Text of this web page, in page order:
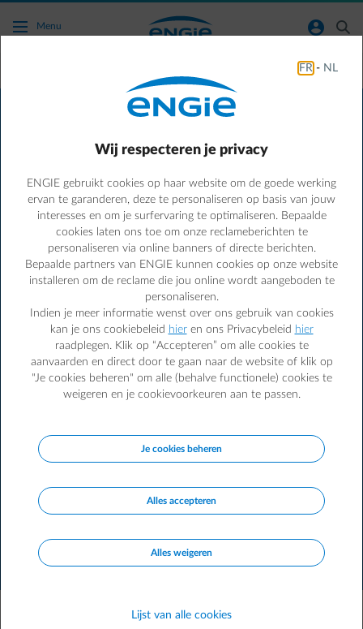
Ga naar de hoofdinhoud
Menu normal-account-circle search
kortingen bij onze vele partners en bespaar op je energie
met onze aanbiedingen voor LED-lampen, A+ huishoudelijke
apparaten, hulp bij werken in je huis en zoveel meer... Bekijk
ons aanbod en begin nu met besparen!
Bespaar energie en geld met de Smart App
en krijg zo de volledige controle over
je energieverbruik- én kosten.
Nog geen klant?
Word nu klant om van deze kortingen te kunnen
profiteren.
search
229 voordelen
FR - NL
Wij respecteren je privacy
ENGIE gebruikt cookies op haar website om de goede werking
ervan te garanderen, deze te personaliseren op basis van jouw
interesses en om je surfervaring te optimaliseren. Bepaalde
cookies laten ons toe om onze reclameberichten te
personaliseren via online banners of directe berichten.
Bepaalde partners van ENGIE kunnen cookies op onze website
installeren om de reclame die jou online wordt aangeboden te
personaliseren.
Indien je meer informatie wenst over ons gebruik van cookies
kan je ons cookiebeleid hieren ons Privacybeleid hier
raadplegen. Klik op “Accepteren” om alle cookies te
aanvaarden en direct door te gaan naar de website of klik op
"Je cookies beheren" om alle (behalve functionele) cookies te
weigeren en je cookievoorkeuren aan te passen.
Je cookies beheren
Alles accepteren
Alles weigeren
Lijst van alle cookies